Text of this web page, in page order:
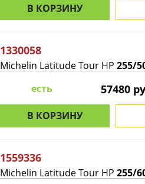
В КОРЗИНУ
1330058
Michelin Latitude Tour HP 255/
есть
57480
В КОРЗИНУ
1559336
Michelin Latitude Tour HP 255/